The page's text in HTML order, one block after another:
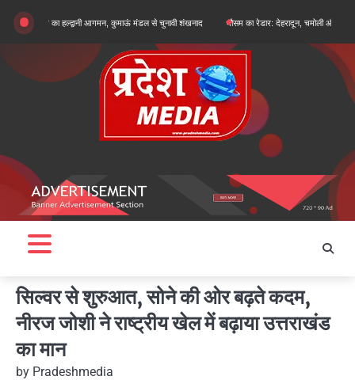
Skip
content
का हल्द्वानी आगमन, कुमाऊं मंडल से चुनावी शंखनाद मौसम का रेडार: देहरादून, चमोली और बागेश्वर में ऑरेंज
सिल्वर से शुरुआत, सोने की ओर बढ़ते कदम,
नीरज जोशी ने राष्ट्रीय खेल में बढ़ाया उत्तराखंड
का मान
by Pradeshmedia